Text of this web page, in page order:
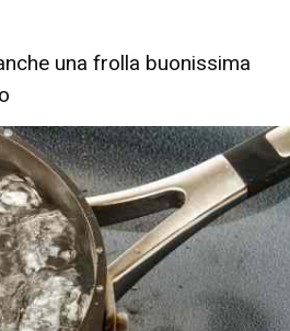
una frolla buonissima